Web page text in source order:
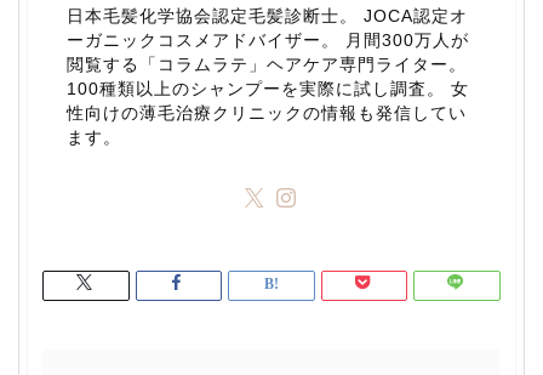
日本毛髪化学協会認定毛髪診断士。 JOCA認定オ
ーガニックコスメアドバイザー。 月間300万人が
閲覧する「コラムラテ」ヘアケア専門ライター。
100種類以上のシャンプーを実際に試し調査。 女
性向けの薄毛治療クリニックの情報も発信してい
ます。